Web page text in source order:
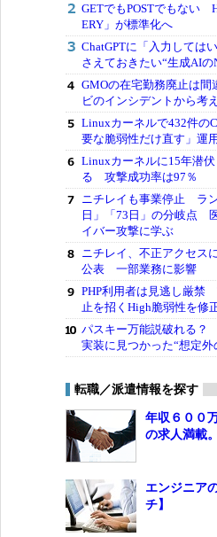
GETでもPOSTでもない
ERY」が標準化へ
ChatGPTに「入力して
さえておきたい“生成AIの
GMOの在宅勤務廃止は
ビのインシデントから考
Linuxカーネルで432件
要な脆弱性だけ直す」運
Linuxカーネルに15年潜
る 攻撃成功率は97％
ニチレイも事業停止 ラ
日」「73日」の分岐点
イバー攻撃に学ぶ
ニチレイ、不正アクセス
公表 一部業務に影響
PHP利用者は見逃し厳禁
止を招くHigh脆弱性を修
パスキー万能説破れる？
実装に見つかった“想定外
転職／派遣情報を探す
年収６００
の求人満載
エンジニア
チ】